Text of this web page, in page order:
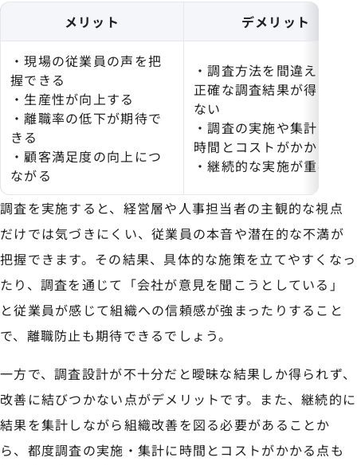
メリット デメリット
・現場の従業員の声を把
握できる
・生産性が向上する
・離職率の低下が期待で
きる
・顧客満足度の向上につ
ながる
・調査方法を間違えると
正確な調査結果が得られ
ない
・調査の実施や集計には
時間とコストがかかる
・継続的な実施が重要
調査を実施すると、経営層や人事担当者の主観的な視点
だけでは気づきにくい、従業員の本音や潜在的な不満が
把握できます。その結果、具体的な施策を立てやすくなっ
たり、調査を通じて「会社が意見を聞こうとしている」
と従業員が感じて組織への信頼感が強まったりすること
で、離職防止も期待できるでしょう。
一方で、調査設計が不十分だと曖昧な結果しか得られず、
改善に結びつかない点がデメリットです。また、継続的に
結果を集計しながら組織改善を図る必要があることか
ら、都度調査の実施・集計に時間とコストがかかる点も